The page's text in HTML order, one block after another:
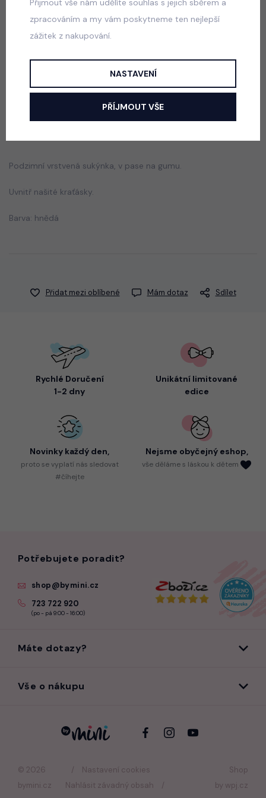
School sako + sukně blue
Popis Jak vybrat správnou velikost?
Podzimní vrstvená sukýnka, v pase na gumu.
Uvnitř našité kraťásky.
Barva: hnědá
Přidat mezi oblíbené Mám dotaz Sdílet
Rychlé Doručení
1-2 dny
Unikátní limitované
edice
Novinky každý den,
protose vyplatí nás sledovat
#číhejte
Nejsme obyčejný eshop,
vše děláme s láskou k dětem
© 2026
bymini.cz
Nastavení cookies
Nahlásit závadný obsah
Shop
by wpj.cz
Potřebujete poradit?
shop@bymini.cz
723 722 920
(po - pá 9:00 - 16:00)
Máte dotazy?
Vše o nákupu
Přijmout vše nám udělíte souhlas s jejich sběrem a
zpracováním a my vám poskytneme ten nejlepší
zážitek z nakupování.
NASTAVENÍ
PŘÍJMOUT VŠE